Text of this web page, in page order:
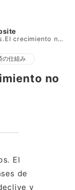
no lo es todo.
の仕組み
no
El
de
y